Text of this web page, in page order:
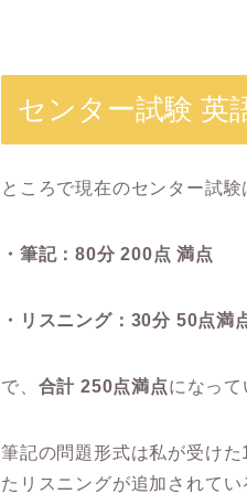
センター試験 英
ところで現在のセンター試験
・筆記：80分 200点 満点
・リスニング：30分 50点満
で、 合計 250点満点になって
筆記の問題形式は私が受け
たリスニングが追加されて